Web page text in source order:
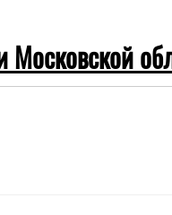
Московской